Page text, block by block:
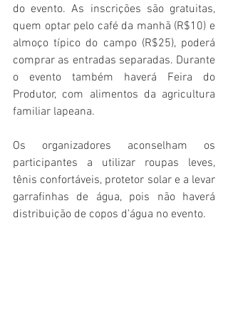
do evento. As inscrições são gratuitas,
quem optar pelo café da manhã (R$10) e
almoço típico do campo (R$25), poderá
comprar as entradas separadas. Durante
o evento também haverá Feira do
Produtor, com alimentos da agricultura
familiar lapeana.
Os organizadores aconselham os
participantes a utilizar roupas leves,
tênis confortáveis, protetor solar e a levar
garrafinhas de água, pois não haverá
distribuição de copos d’água no evento.